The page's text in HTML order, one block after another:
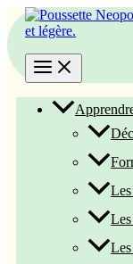
Aller
au
Les
Les